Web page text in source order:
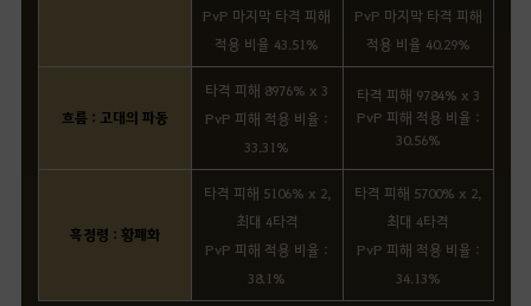
PvP 마지막 타격 피해
적용 비율 43.51%
PvP 마지막 타격 피해
적용 비율 40.29%
흐름 : 고대의 파동
타격 피해 8976% x 3
PvP 피해 적용 비율 :
33.31%
타격 피해 9784% x 3
PvP 피해 적용 비율 :
30.56%
흑정령 : 황폐화
타격 피해 5106% x 2,
최대 4타격
PvP 피해 적용 비율 :
38.1%
타격 피해 5700% x 2,
최대 4타격
PvP 피해 적용 비율 :
34.13%